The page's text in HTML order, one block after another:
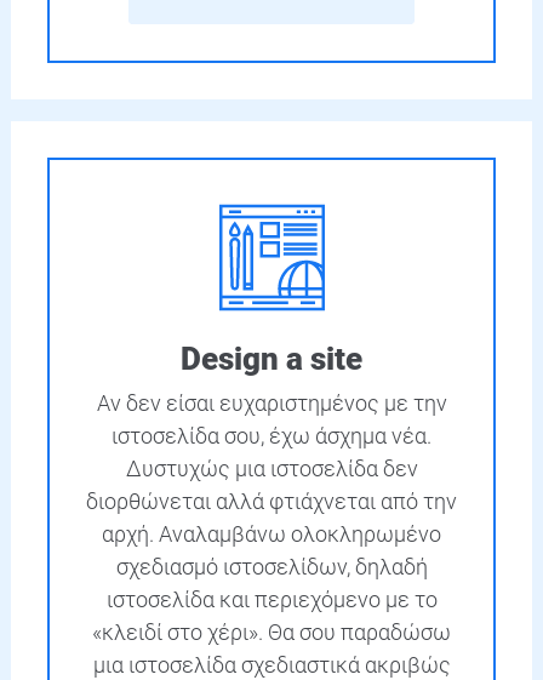
Design a site
Αν δεν είσαι ευχαριστημένος με την
ιστοσελίδα σου, έχω άσχημα νέα.
Δυστυχώς μια ιστοσελίδα δεν
διορθώνεται αλλά φτιάχνεται από την
αρχή. Αναλαμβάνω ολοκληρωμένο
σχεδιασμό ιστοσελίδων, δηλαδή
ιστοσελίδα και περιεχόμενο με το
«κλειδί στο χέρι». Θα σου παραδώσω
μια ιστοσελίδα σχεδιαστικά ακριβώς